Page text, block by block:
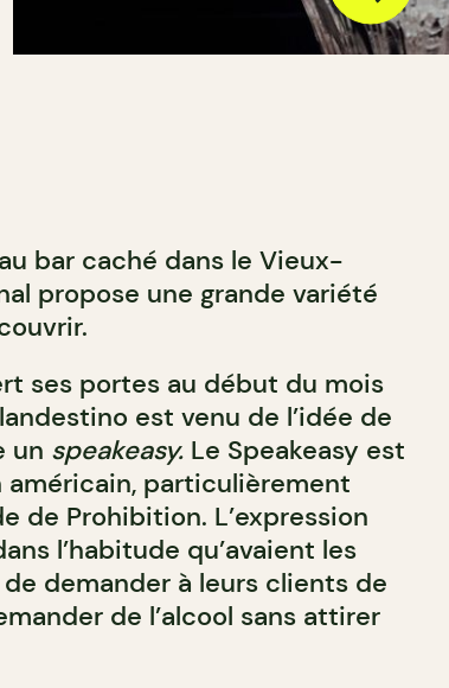
bar caché dans le Vieux-
propose une grande variété
ses portes au début du mois
est venu de l’idée de
un speakeasy. Le Speakeasy est
particulièrement
de Prohibition. L’expression
l’habitude qu’avaient les
demander à leurs clients de
de l’alcool sans attirer